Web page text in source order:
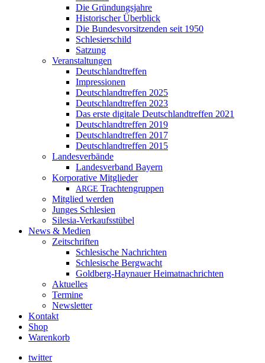
Die Gründungsjahre
Historischer Überblick
Die Bundesvorsitzenden seit 1950
Schlesierschild
Satzung
Veranstaltungen
Deutschlandtreffen
Impressionen
Deutschlandtreffen 2025
Deutschlandtreffen 2023
Das erste digitale Deutschlandtreffen 2021
Deutschlandtreffen 2019
Deutschlandtreffen 2017
Deutschlandtreffen 2015
Landesverbände
Landesverband Bayern
Korporative Mitglieder
ARGE Trachtengruppen
Mitglied werden
Junges Schlesien
Silesia-Verkaufsstübel
News & Medien
Zeitschriften
Schlesische Nachrichten
Schlesische Bergwacht
Goldberg-Haynauer Heimatnachrichten
Aktuelles
Termine
Newsletter
Kontakt
Shop
Warenkorb
twitter